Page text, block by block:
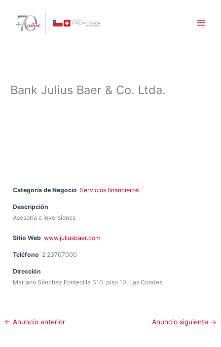
contenido
Bank Julius Baer & Co. Ltda.
Categoría de Negocio Servicios financieros
Descripción
Asesoría e inversiones
Sitio Web www.juliusbaer.com
Teléfono 2 23707000
Dirección
Mariano Sánchez Fontecilla 310, piso 10, Las Condes
← Anuncio anterior Anuncio siguiente →